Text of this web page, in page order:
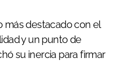
más destacado con el
y un punto de
su inercia para firmar